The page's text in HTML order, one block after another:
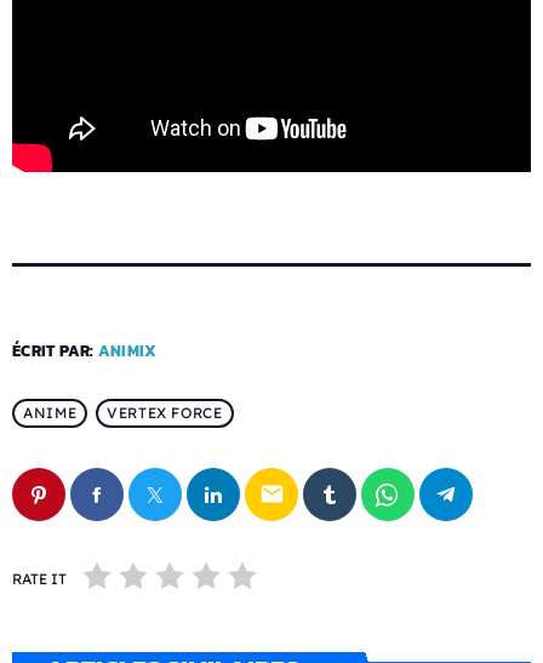
ÉCRIT PAR: ANIMIX
ANIME VERTEX FORCE
email
RATE IT